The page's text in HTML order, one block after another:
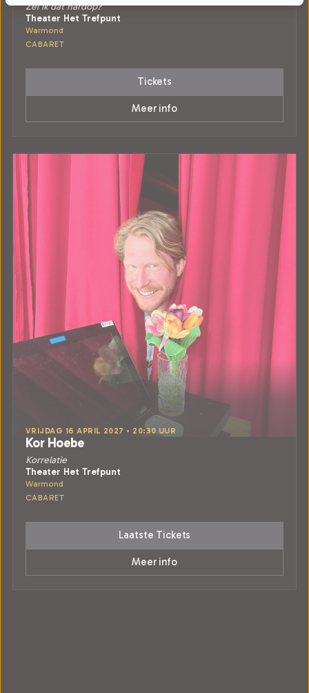
Zei ik dat hardop?
Theater Het Trefpunt
Warmond
CABARET
Tickets
Meer info
VRIJDAG 16 APRIL 2027 • 20:30 UUR
Kor Hoebe
Korrelatie
Theater Het Trefpunt
Warmond
CABARET
Laatste Tickets
Meer info